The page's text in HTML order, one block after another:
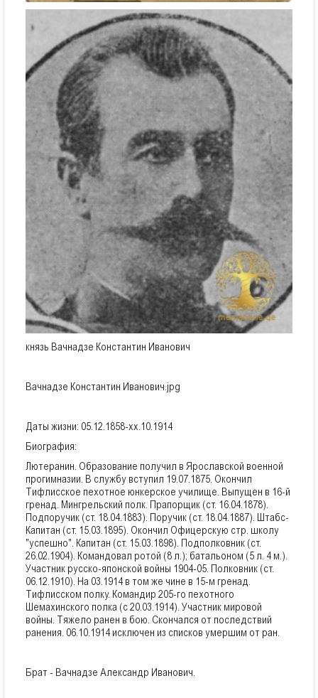
князь Вачнадзе Константин Иванович
Вачнадзе Константин Иванович.jpg
Даты жизни: 05.12.1858-xx.10.1914
Биография:
Лютеранин. Образование получил в Ярославской военной
прогимназии. В службу вступил 19.07.1875. Окончил
Тифлисское пехотное юнкерское училище. Выпущен в 16-й
гренад. Мингрельский полк. Прапорщик (ст. 16.04.1878).
Подпоручик (ст. 18.04.1883). Поручик (ст. 18.04.1887). Штабс-
Капитан (ст. 15.03.1895). Окончил Офицерскую стр. школу
"успешно". Капитан (ст. 15.03.1898). Подполковник (ст.
26.02.1904). Командовал ротой (8 л.); батальоном (5 л. 4 м.).
Участник русско-японской войны 1904-05. Полковник (ст.
06.12.1910). На 03.1914 в том же чине в 15-м гренад.
Тифлисском полку. Командир 205-го пехотного
Шемахинского полка (с 20.03.1914). Участник мировой
войны. Тяжело ранен в бою. Скончался от последствий
ранения. 06.10.1914 исключен из списков умершим от ран.
Брат - Вачнадзе Александр Иванович.